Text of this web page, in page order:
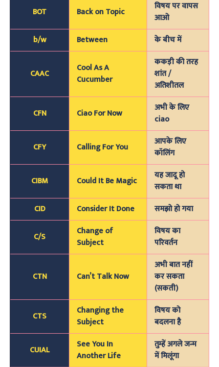
BOT Back on Topic
विषय पर वापस
आओ
b/w
Between के बीच में
CAAC
Cool As A
Cucumber
ककड़ी की तरह
शांत /
अतिशीतल
CFN Ciao For Now
अभी के लिए
ciao
CFY Calling For You
आपके लिए
कॉलिंग
CIBM Could It Be Magic
यह जादू हो
सकता था
CID
Consider It Done समझो हो गया
C/S
Change of
Subject
विषय का
परिवर्तन
CTN Can’t Talk Now
अभी बात नहीं
कर सकता
(सकती)
CTS
Changing the
Subject
विषय को
बदलना है
CUIAL
See You In
Another Life
तुम्हें अगले जन्म
में मिलूंगा